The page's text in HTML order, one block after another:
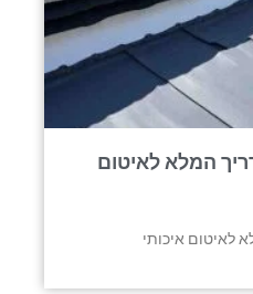
המלא לאיטום
לאיטום איכותי